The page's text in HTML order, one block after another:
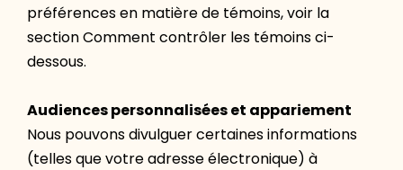
préférences en matière de témoins, voir la
section Comment contrôler les témoins ci-
dessous.
Audiences personnalisées et appariement
Nous pouvons divulguer certaines informations
(telles que votre adresse électronique) à